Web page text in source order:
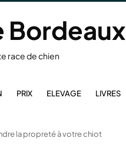
Bordeaux
race de chien
PRIX ELEVAGE LIVRES
la propreté à votre chiot